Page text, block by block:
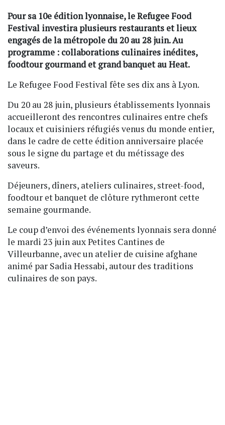
Pour sa 10e édition lyonnaise, le Refugee Food
Festival investira plusieurs restaurants et lieux
engagés de la métropole du 20 au 28 juin. Au
programme : collaborations culinaires inédites,
foodtour gourmand et grand banquet au Heat.
Le Refugee Food Festival fête ses dix ans à Lyon.
Du 20 au 28 juin, plusieurs établissements lyonnais
accueilleront des rencontres culinaires entre chefs
locaux et cuisiniers réfugiés venus du monde entier,
dans le cadre de cette édition anniversaire placée
sous le signe du partage et du métissage des
saveurs.
Déjeuners, dîners, ateliers culinaires, street-food,
foodtour et banquet de clôture rythmeront cette
semaine gourmande.
Le coup d’envoi des événements lyonnais sera donné
le mardi 23 juin aux Petites Cantines de
Villeurbanne, avec un atelier de cuisine afghane
animé par Sadia Hessabi, autour des traditions
culinaires de son pays.